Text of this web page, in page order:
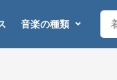
音楽の種類